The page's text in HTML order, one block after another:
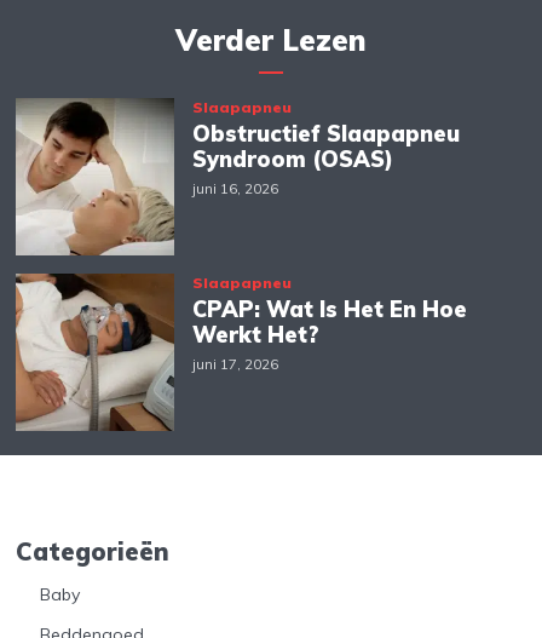
Verder Lezen
Slaapapneu
Obstructief Slaapapneu
Syndroom (OSAS)
juni 16, 2026
Slaapapneu
CPAP: Wat Is Het En Hoe
Werkt Het?
juni 17, 2026
Categorieën
Baby